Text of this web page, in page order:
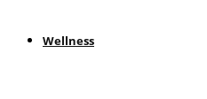
Wellness